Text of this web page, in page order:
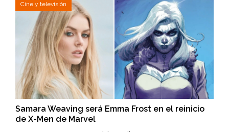
Cine y televisión
Samara Weaving será Emma Frost en el reinicio
de X-Men de Marvel